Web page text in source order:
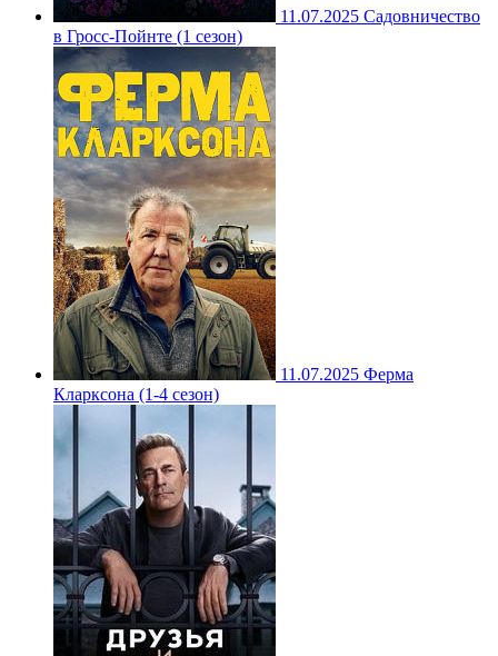
11.07.2025 Садовничество
в Гросс-Пойнте (1 сезон)
11.07.2025 Ферма
Кларксона (1-4 сезон)